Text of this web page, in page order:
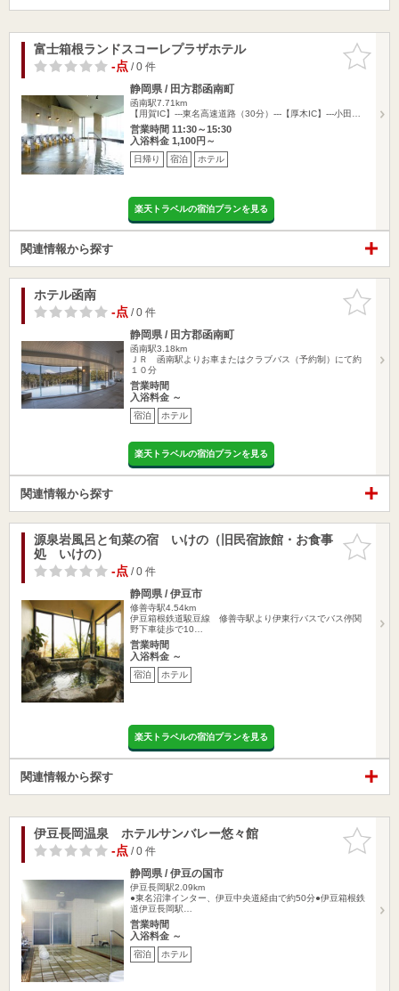
お気に入
りに追加
富士箱根ランドスコーレプラザホテル
-点/ 0 件
静岡県 / 田方郡函南町
函南駅7.71km
【用賀IC】---東名高速道路（30分）---【厚木IC】---小田…
営業時間 11:30～15:30
入浴料金 1,100円～
日帰り 宿泊 ホテル
楽天トラベルの宿泊プランを見る
関連情報から探す
お気に入
りに追加
ホテル函南
-点/ 0 件
静岡県 / 田方郡函南町
函南駅3.18km
ＪＲ 函南駅よりお車またはクラブバス（予約制）にて約
１０分
営業時間
入浴料金 ～
宿泊 ホテル
楽天トラベルの宿泊プランを見る
関連情報から探す
お気に入
りに追加
源泉岩風呂と旬菜の宿 いけの（旧民宿旅館・お食事
処 いけの）
-点/ 0 件
静岡県 / 伊豆市
修善寺駅4.54km
伊豆箱根鉄道駿豆線 修善寺駅より伊東行バスでバス停関
野下車徒歩で10…
営業時間
入浴料金 ～
宿泊 ホテル
楽天トラベルの宿泊プランを見る
関連情報から探す
お気に入
りに追加
伊豆長岡温泉 ホテルサンバレー悠々館
-点/ 0 件
静岡県 / 伊豆の国市
伊豆長岡駅2.09km
●東名沼津インター、伊豆中央道経由で約50分●伊豆箱根鉄
道伊豆長岡駅…
営業時間
入浴料金 ～
宿泊 ホテル